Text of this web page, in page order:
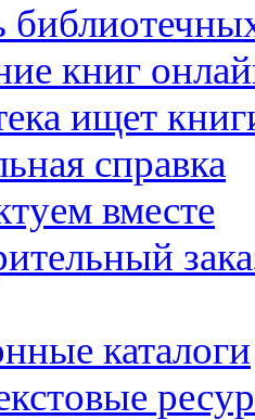
книг
ищет
справка
вместе
каталоги